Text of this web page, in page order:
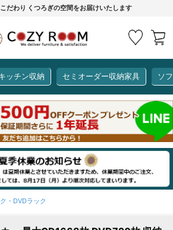
だわり くつろぎの空間をお届けいたします
ッチン収納 セミオーダー収納家具 ソ
キッチン収納
オーダー収納家具
ソファー
リビング家具
ダイニングセット
カーインテリア
ROOMオリジナル
全て見る
COZY ROOMオリジナル家具
リ収納
狭いキッチンのお悩み解決
【COOKING ASSISTANT】
・DVDラック